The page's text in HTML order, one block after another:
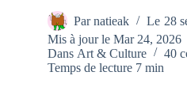
Par natieak Le 28
Mis à jour le Mar 24, 2026
Dans Art & Culture
40
Temps de lecture 7 min